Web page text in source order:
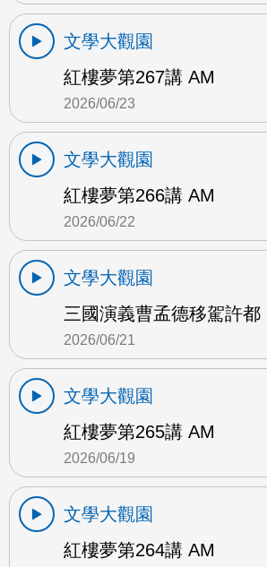
文學大觀園
紅樓夢第267講 AM
2026/06/23
文學大觀園
紅樓夢第266講 AM
2026/06/22
文學大觀園
三國演義曹孟德移駕許都
2026/06/21
文學大觀園
紅樓夢第265講 AM
2026/06/19
文學大觀園
紅樓夢第264講 AM